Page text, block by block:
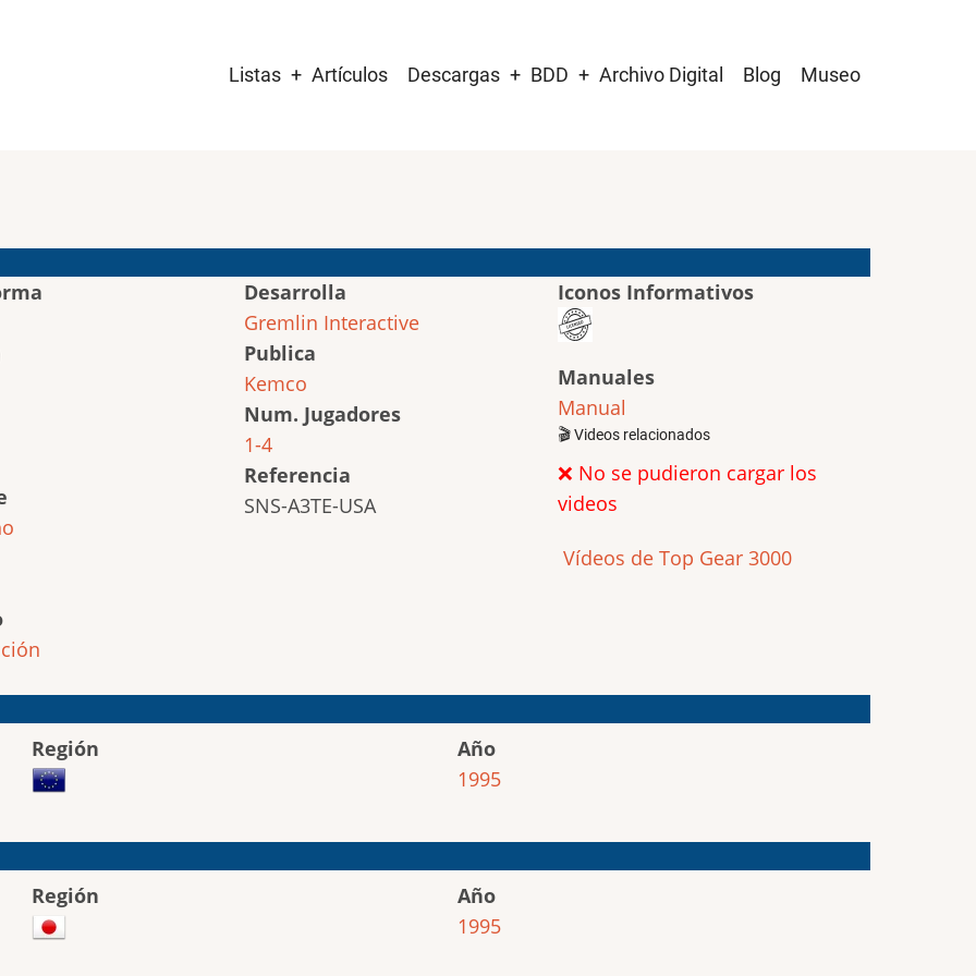
navigation
Listas Artículos Descargas BDD Archivo Digital Blog Museo
Desarrolla
Gremlin Interactive
Publica
Kemco
Num. Jugadores
1-4
Referencia
SNS-A3TE-USA
Iconos Informativos
Manuales
Manual
🎬 Videos relacionados
❌ No se pudieron cargar los
videos
Vídeos de Top Gear 3000
Región
Año
1995
Región
Año
1995